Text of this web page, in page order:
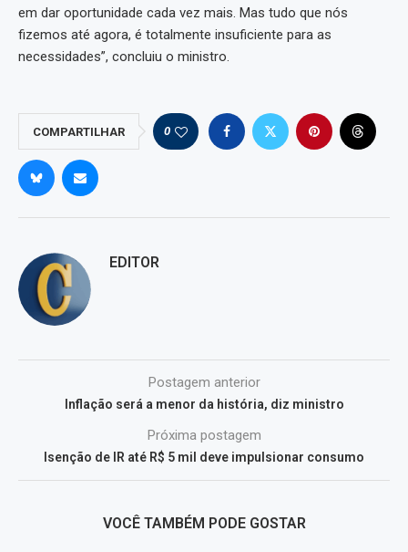
em dar oportunidade cada vez mais. Mas tudo que nós
fizemos até agora, é totalmente insuficiente para as
necessidades”, concluiu o ministro.
COMPARTILHAR 0
EDITOR
Postagem anterior
Inflação será a menor da história, diz ministro
Próxima postagem
Isenção de IR até R$ 5 mil deve impulsionar consumo
VOCÊ TAMBÉM PODE GOSTAR